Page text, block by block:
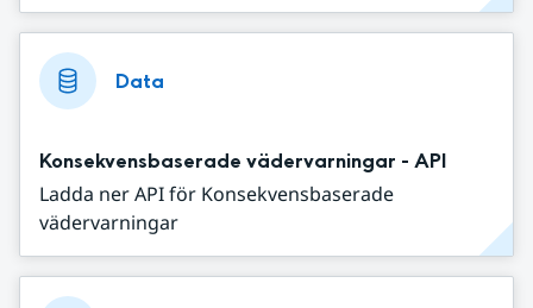
Data
Konsekvensbaserade vädervarningar - API
Ladda ner API för Konsekvensbaserade
vädervarningar